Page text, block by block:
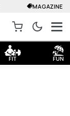
FIT FUN
MAGAZINE